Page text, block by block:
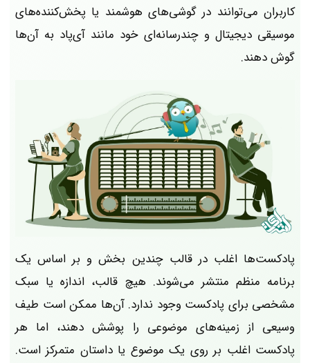
کاربران می‌توانند در گوشی‌های هوشمند یا پخش‌کننده‌های
موسیقی دیجیتال و چندرسانه‌ای خود مانند آی‌پاد به آن‌ها
گوش دهند.
پادکست‌ها اغلب در قالب چندین بخش و بر اساس یک
برنامه منظم منتشر می‌شوند. هیچ قالب، اندازه یا سبک
مشخصی برای پادکست وجود ندارد. آن‌ها ممکن است طیف
وسیعی از زمینه‌های موضوعی را پوشش دهند، اما هر
پادکست اغلب بر روی یک موضوع یا داستان متمرکز است.